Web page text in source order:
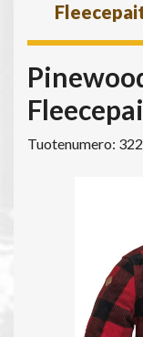
Tuotenumero: